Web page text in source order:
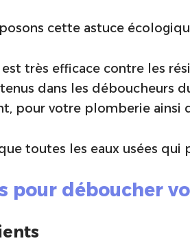
cette astuce
très efficace contre les
dans les déboucheurs
pour votre plomberie
toutes les eaux usées
pour déboucher